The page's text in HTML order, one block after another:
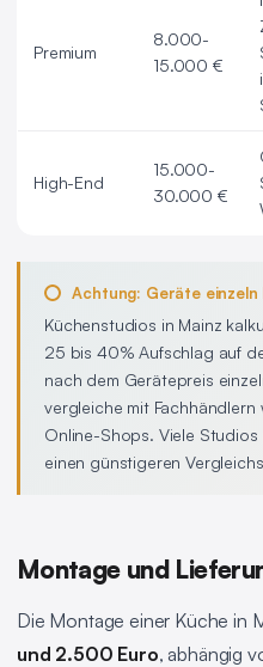
Premium
8.000-
15.000 €
High-End
15.000-
30.000 €
Achtung: Geräte
Küchenstudios in Mainz
25 bis 40% Aufschlag auf
nach dem Gerätepreis
vergleiche mit
Online-Shops. Viele
einen günstigeren
Montage und
Die Montage einer Küche in
und 2.500 Euro, abhängig